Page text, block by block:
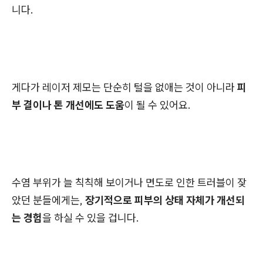
니다.
게다가 레이저 제모는 단순히 털을 없애는 것이 아니라피
부 결이나 톤 개선에도 도움이 될 수 있어요.
수염 부위가 늘 칙칙해 보이거나 면도로 인한 트러블이 잦
았던 분들에게는, 장기적으로 피부의 상태 자체가 개선되
는 경험을 하실 수 있을 겁니다.